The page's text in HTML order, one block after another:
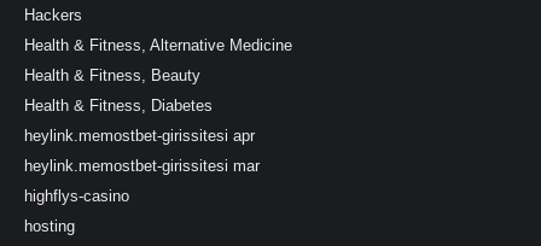
Hackers
Health & Fitness, Alternative Medicine
Health & Fitness, Beauty
Health & Fitness, Diabetes
heylink.memostbet-girissitesi apr
heylink.memostbet-girissitesi mar
highflys-casino
hosting